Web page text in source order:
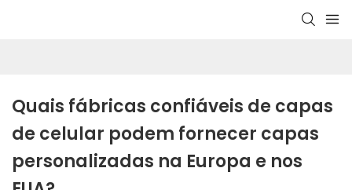
Quais fábricas confiáveis ​​de capas
de celular podem fornecer capas
personalizadas na Europa e nos